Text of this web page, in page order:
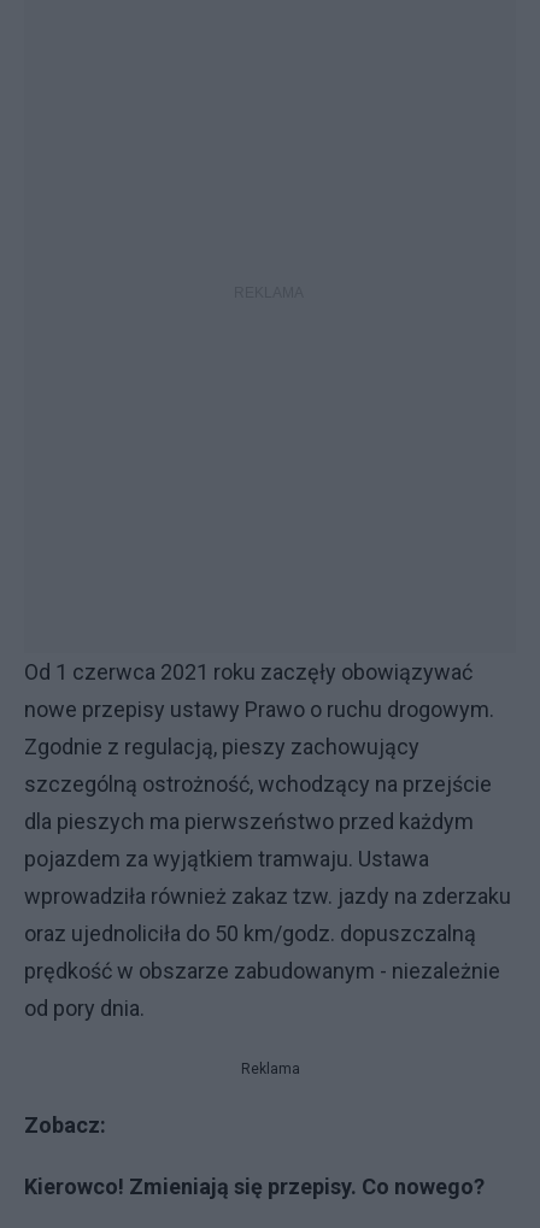
Od 1 czerwca 2021 roku zaczęły obowiązywać
nowe przepisy ustawy Prawo o ruchu drogowym.
Zgodnie z regulacją, pieszy zachowujący
szczególną ostrożność, wchodzący na przejście
dla pieszych ma pierwszeństwo przed każdym
pojazdem za wyjątkiem tramwaju. Ustawa
wprowadziła również zakaz tzw. jazdy na zderzaku
oraz ujednoliciła do 50 km/godz. dopuszczalną
prędkość w obszarze zabudowanym - niezależnie
od pory dnia.
Reklama
Zobacz:
Kierowco! Zmieniają się przepisy. Co nowego?